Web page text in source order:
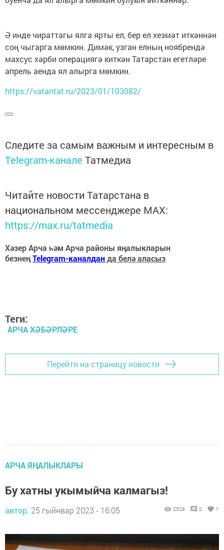
Ә инде чираттагы ялга ярты ел, бер ел хезмәт иткәннән
соң чыгарга мөмкин. Димәк, узган елның ноябрендә
махсус хәрби операциягә киткән Татарстан егетләре
апрель аенда ял алырга мөмкин.
https://vatantat.ru/2023/01/103082/
Следите за самым важным и интересным в
Telegram-канале Татмедиа
Читайте новости Татарстана в
национальном мессенджере MАХ:
https://max.ru/tatmedia
Хәзер Арча һәм Арча районы яңалыкларын
безнеңTelegram-каналданда белә аласыз
Теги:
АРЧА ХӘБӘРЛӘРЕ
Перейти на страницу новости
АРЧА ЯҢАЛЫКЛАРЫ
Бу хатны укымыйча калмагыз!
автор, 25 гыйнвар 2023 - 16:05 2528 0 1